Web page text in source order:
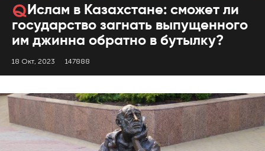
Ислам в Казахстане: сможет ли
государство загнать выпущенного
им джинна обратно в бутылку?
18 Окт, 2023 147888